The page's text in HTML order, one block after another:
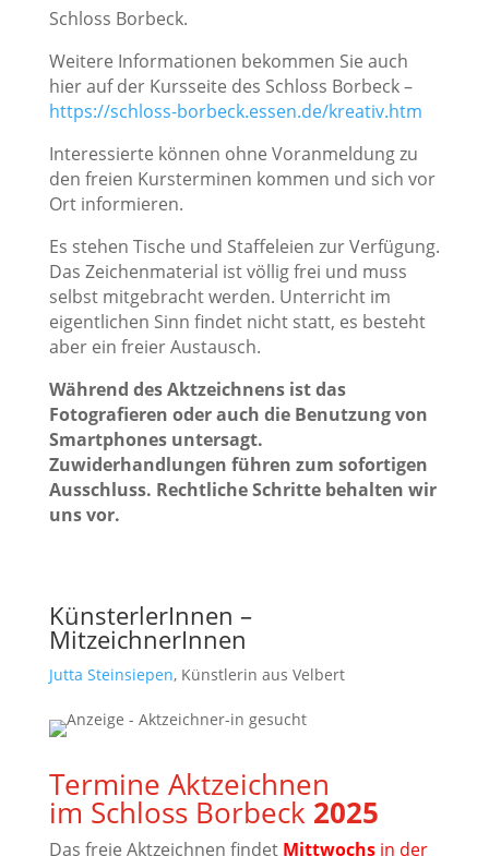
Schloss Borbeck.
Weitere Informationen bekommen Sie auch
hier auf der Kursseite des Schloss Borbeck –
https://schloss-borbeck.essen.de/kreativ.htm
Interessierte können ohne Voranmeldung zu
den freien Kursterminen kommen und sich vor
Ort informieren.
Es stehen Tische und Staffeleien zur Verfügung.
Das Zeichenmaterial ist völlig frei und muss
selbst mitgebracht werden. Unterricht im
eigentlichen Sinn findet nicht statt, es besteht
aber ein freier Austausch.
Während des Aktzeichnens ist das
Fotografieren oder auch die Benutzung von
Smartphones untersagt.
Zuwiderhandlungen führen zum sofortigen
Ausschluss. Rechtliche Schritte behalten wir
uns vor.
KünsterlerInnen –
MitzeichnerInnen
Jutta Steinsiepen, Künstlerin aus Velbert
Termine Aktzeichnen
im Schloss Borbeck 2025
Das freie Aktzeichnen findet Mittwochsin der